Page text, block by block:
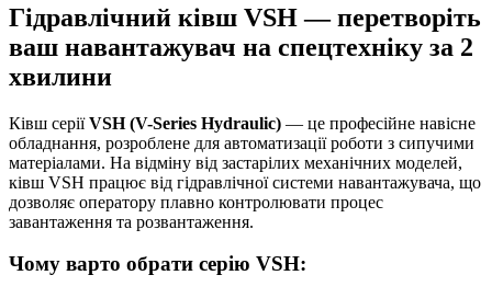
Гідравлічний ківш VSH — перетворіть
ваш навантажувач на спецтехніку за 2
хвилини
Ківш серіїVSH (V-Series Hydraulic) — це професійне навісне
обладнання, розроблене для автоматизації роботи з сипучими
матеріалами. На відміну від застарілих механічних моделей,
ківш VSH працює від гідравлічної системи навантажувача, що
дозволяє оператору плавно контролювати процес
завантаження та розвантаження.
Чому варто обрати серію VSH: